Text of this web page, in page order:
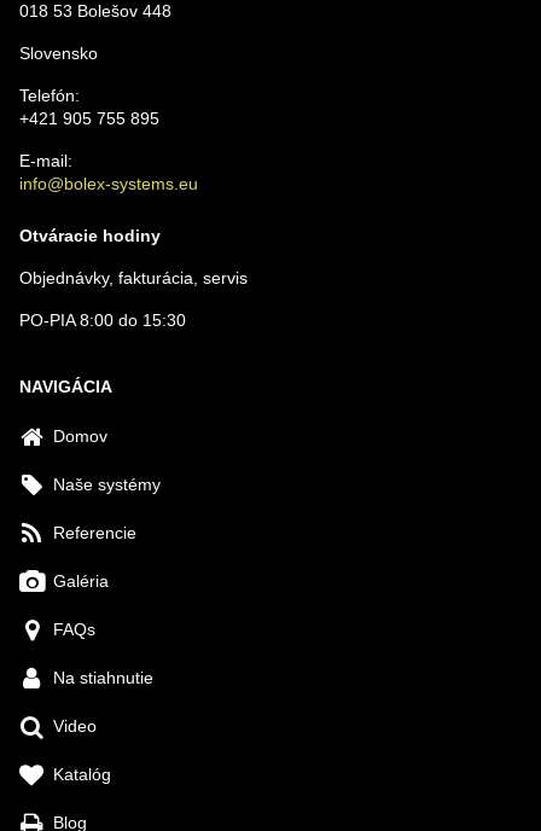
018 53 Bolešov 448
Slovensko
Telefón:
+421 905 755 895
E-mail:
info@bolex-systems.eu
Otváracie hodiny
Objednávky, fakturácia, servis
PO-PIA 8:00 do 15:30
NAVIGÁCIA
Domov
Naše systémy
Referencie
Galéria
FAQs
Na stiahnutie
Video
Katalóg
Blog